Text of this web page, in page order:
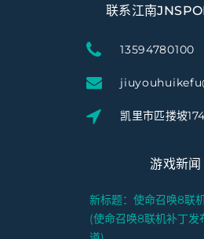
联系江南
13594780100
凯里市匹搂坡
游戏新闻
新标题：使命召唤8联
(使命召唤8联机补丁发